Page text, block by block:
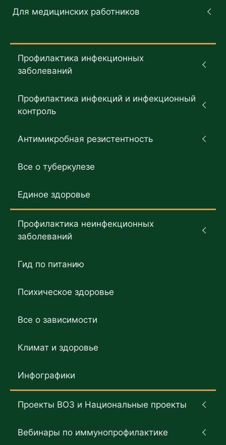
Для медицинских работников
Профилактика инфекционных
заболеваний
Профилактика инфекций и инфекционный
контроль
Антимикробная резистентность
Все о туберкулезе
Единое здоровье
Профилактика неинфекционных
заболеваний
Гид по питанию
Психическое здоровье
Все о зависимости
Климат и здоровье
Инфографики
Проекты ВОЗ и Национальные проекты
Вебинары по иммунопрофилактике